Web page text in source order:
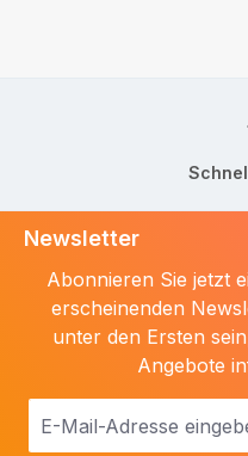
Newsletter
Abonnieren Sie jetzt
erscheinenden
unter den Ersten
Angebote
E-